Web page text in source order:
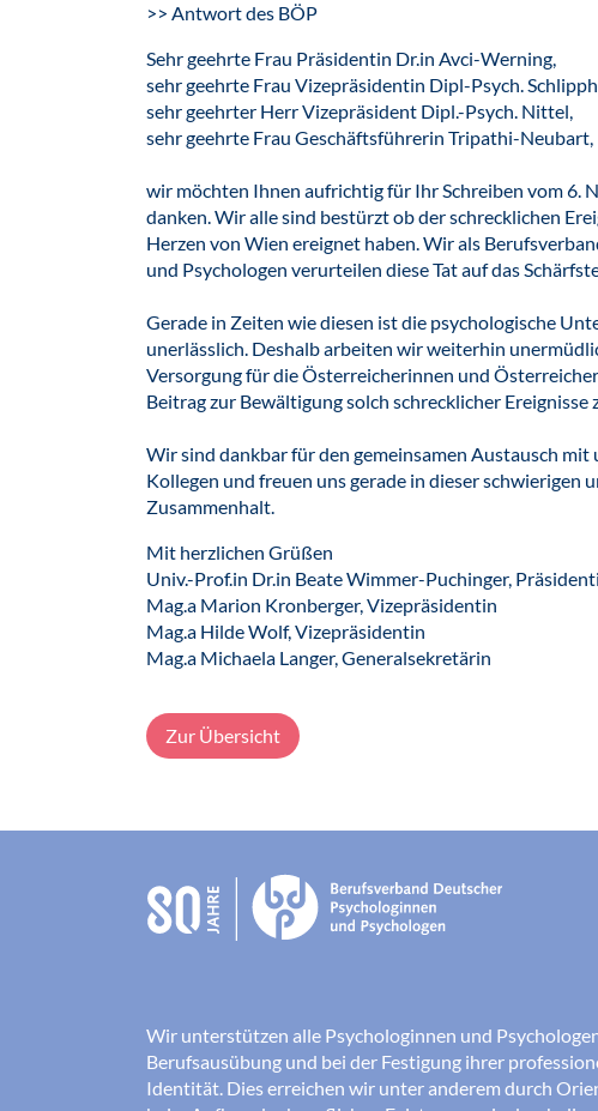
>> Antwort des BÖP
Sehr geehrte Frau Präsidentin Dr.in Avci-Werning,
sehr geehrte Frau Vizepräsidentin Dipl-Psych.
sehr geehrter Herr Vizepräsident Dipl.-Psych. Nittel,
sehr geehrte Frau Geschäftsführerin Tripathi-Neubart,
wir möchten Ihnen aufrichtig für Ihr Schreiben vom 6.
danken. Wir alle sind bestürzt ob der schrecklichen
Herzen von Wien ereignet haben. Wir als
und Psychologen verurteilen diese Tat auf das
Gerade in Zeiten wie diesen ist die psychologische
unerlässlich. Deshalb arbeiten wir weiterhin
Versorgung für die Österreicherinnen und
Beitrag zur Bewältigung solch schrecklicher Ereignisse
Wir sind dankbar für den gemeinsamen Austausch
Kollegen und freuen uns gerade in dieser schwierigen
Zusammenhalt.
Mit herzlichen Grüßen
Univ.-Prof.in Dr.in Beate Wimmer-Puchinger,
Mag.a Marion Kronberger, Vizepräsidentin
Mag.a Hilde Wolf, Vizepräsidentin
Mag.a Michaela Langer, Generalsekretärin
Zur Übersicht
Wir unterstützen alle Psychologinnen und
Berufsausübung und bei der Festigung ihrer
Identität. Dies erreichen wir unter anderem durch